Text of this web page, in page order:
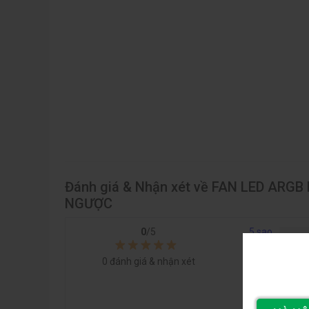
Đánh giá & Nhận xét về FAN LED ARGB
NGƯỢC
0/5
0 đánh giá & nhận xét
5 sao
2 sao